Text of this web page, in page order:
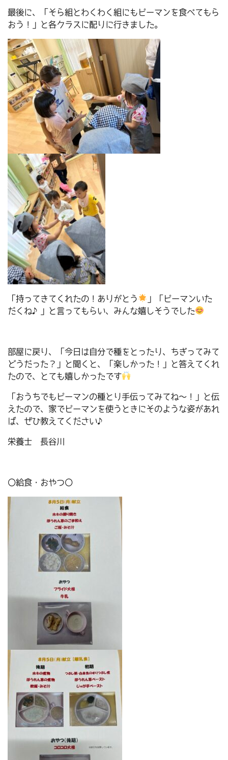
最後に、「そら組とわくわく組にもピーマンを食べてもら
おう！」と各クラスに配りに行きました。
「持ってきてくれたの！ありがとう
」「ピーマンいた
だくね♪」と言ってもらい、みんな嬉しそうでした
部屋に戻り、「今日は自分で種をとったり、ちぎってみて
どうだった？」と聞くと、「楽しかった！」と答えてくれ
たので、とても嬉しかったです
「おうちでもピーマンの種とり手伝ってみてね～！」と伝
えたので、家でピーマンを使うときにそのような姿があれ
ば、ぜひ教えてください♪
栄養士 長谷川
〇給食・おやつ〇